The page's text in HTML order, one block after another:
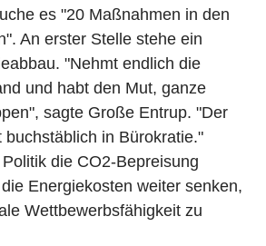
es "20 Maßnahmen in den
An erster Stelle stehe ein
"Nehmt endlich die
und habt den Mut, ganze
sagte Große Entrup. "Der
buchstäblich in Bürokratie."
die CO2-Bepreisung
Energiekosten weiter senken,
Wettbewerbsfähigkeit zu